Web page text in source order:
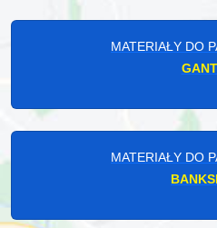
MATERIAŁY DO
MATERIAŁY DO